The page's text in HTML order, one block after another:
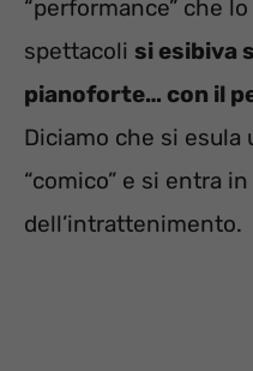
“performance” che
spettacoli si esibiva
pianoforte… con il
Diciamo che si esula
“comico” e si entra
dell’intrattenimento.